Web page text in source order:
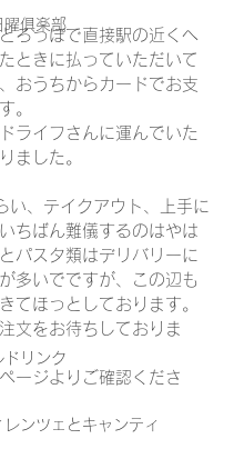
曜俱楽部
ドリンク
ンツェとキャンティ
ろっぽで直接駅の近くへ
ときに払っていただいて
おうちからカードでお支
。
ライフさんに運んでいた
ました。
い、テイクアウト、上手に
ちばん難儀するのはやは
パスタ類はデリバリーに
多いでですが、この辺も
てほっとしております。
文をお待ちしておりま
ージよりご確認くださ